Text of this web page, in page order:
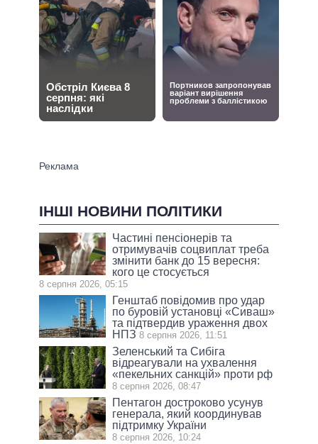
ІНШІ НОВИНИ ПОЛІТИКИ
Частині пенсіонерів та
отримувачів соцвиплат треба
змінити банк до 15 вересня:
кого це стосується
8 серпня 2026, 05:15
Генштаб повідомив про удар
по буровій установці «Сиваш»
та підтвердив ураження двох
НПЗ 8 серпня 2026, 11:51
Зеленський та Сибіга
відреагували на ухвалення
«пекельних санкцій» проти рф
8 серпня 2026, 08:47
Пентагон достроково усунув
генерала, який координував
підтримку України
8 серпня 2026, 10:24